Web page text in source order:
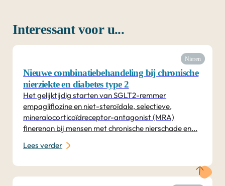
Interessant voor u...
Nieren
Nieuwe combinatiebehandeling bij chronische
nierziekte en diabetes type 2
Het gelijktijdig starten van SGLT2-remmer
empagliflozine en niet-steroïdale, selectieve,
mineralocorticoïdreceptor-antagonist (MRA)
finerenon bij mensen met chronische nierschade en...
Lees verder